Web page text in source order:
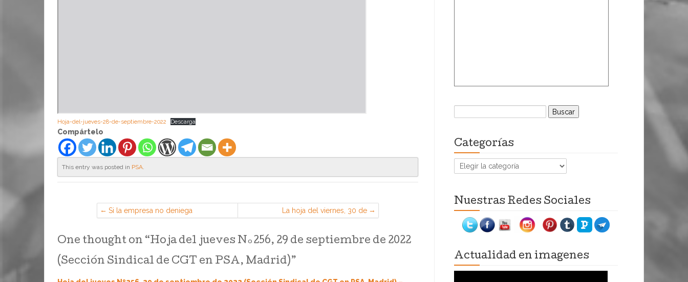
Hoja-del-jueves-28-de-septiembre-2022 Descarga
Compártelo
This entry was posted in PSA.
Si la empresa no deniega
expresamente las vacaciones, cabe
tácita: despido improcedente
La hoja del viernes, 30 de
septiembre de 2022 (Sección
Getafe)
One thought on “Hoja del jueves Nº256, 29 de septiembre de 2022
(Sección Sindical de CGT en PSA, Madrid)”
Buscar:
Categorías
Categorías
Nuestras Redes Sociales
Actualidad en imagenes